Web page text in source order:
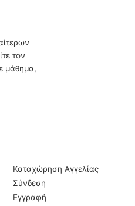
τον
μάθημα,
Καταχώρηση Αγγελίας
Σύνδεση
Εγγραφή